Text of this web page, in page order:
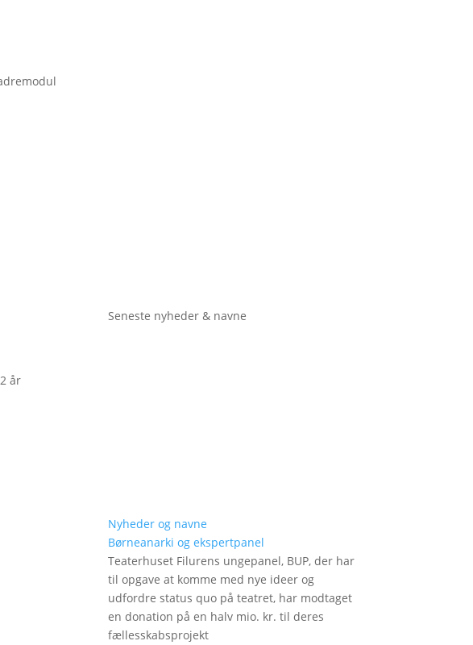
år
Seneste nyheder & navne
Nyheder og navne
Børneanarki og ekspertpanel
Teaterhuset Filurens ungepanel, BUP, der har
til opgave at komme med nye ideer og
udfordre status quo på teatret, har modtaget
en donation på en halv mio. kr. til deres
fællesskabsprojekt